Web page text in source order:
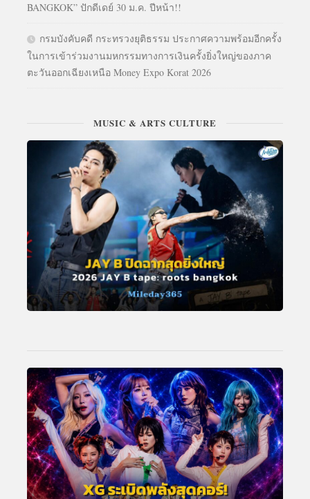
BANGKOK” ปักดีเดย์ 30 ม.ค. ปีหน้า!!
กรมบังคับคดี กระทรวงยุติธรรม ประกาศความพร้อมอีกครั้ง
ในการเข้าร่วมงานมหกรรมทางการเงินครั้งยิ่งใหญ่ของภาค
ตะวันออกเฉียงเหนือ Money Expo Korat 2026
MUSIC & ARTS CULTURE